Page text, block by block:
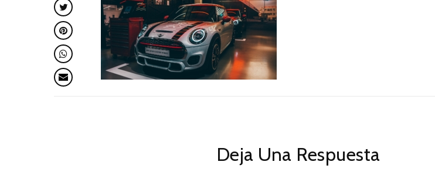
Deja Una Respuesta